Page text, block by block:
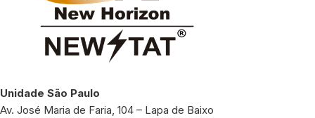
Unidade São Paulo
Av. José Maria de Faria, 104 – Lapa de Baixo